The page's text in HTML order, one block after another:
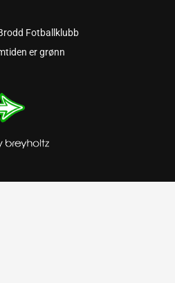
Fotballklubb
er grønn